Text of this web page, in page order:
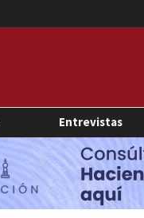
Entrevistas